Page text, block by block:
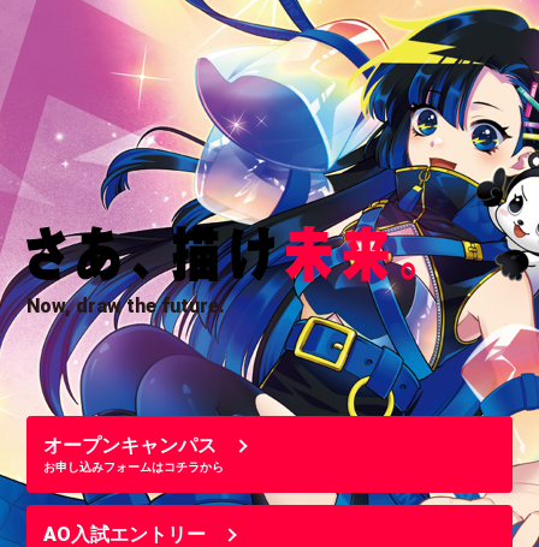
Now, draw the future.
オープンキャンパス
お申し込みフォームはコチラから
AO入試エントリー